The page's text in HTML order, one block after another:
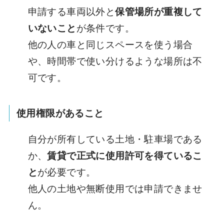
申請する車両以外と保管場所が重複して
いないこと が条件です。
他の人の車と同じスペースを使う場合
や、時間帯で使い分けるような場所は不
可です。
使用権限があること
自分が所有している土地・駐車場である
か、賃貸で正式に使用許可を得ているこ
とが必要です。
他人の土地や無断使用では申請できませ
ん。